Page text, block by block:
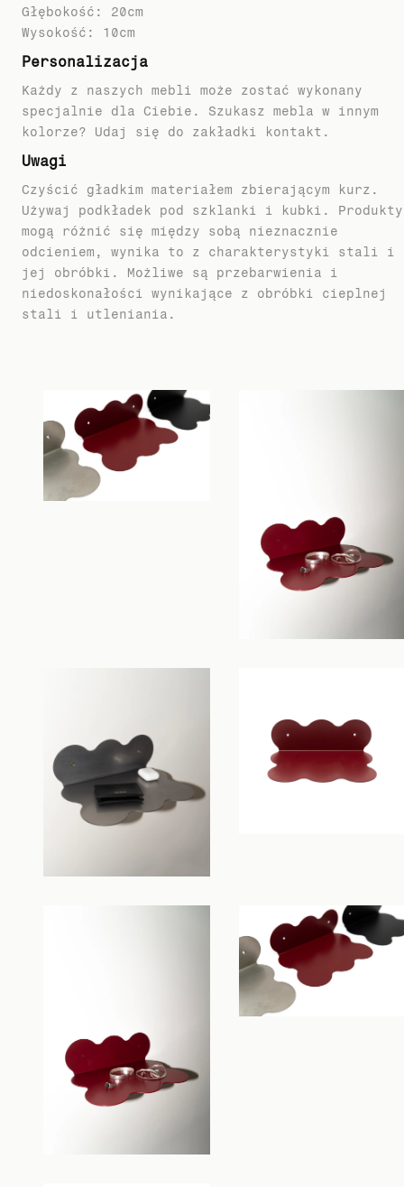
Głębokość: 20cm
Personalizacja
Każdy z naszych mebli może zostać wykonany
specjalnie dla Ciebie. Szukasz mebla w innym
kolorze? Udaj się do zakładki kontakt.
Uwagi
Czyścić gładkim materiałem zbierającym kurz.
Używaj podkładek pod szklanki i kubki. Produkty
mogą różnić się między sobą nieznacznie
odcieniem, wynika to z charakterystyki stali i
jej obróbki. Możliwe są przebarwienia i
niedoskonałości wynikające z obróbki cieplnej
stali i utleniania.